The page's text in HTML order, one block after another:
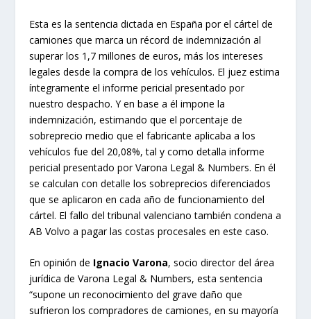
Esta es la sentencia dictada en España por el cártel de
camiones que marca un récord de indemnización al
superar los 1,7 millones de euros, más los intereses
legales desde la compra de los vehículos. El juez estima
íntegramente el informe pericial presentado por
nuestro despacho. Y en base a él impone la
indemnización, estimando que el porcentaje de
sobreprecio medio que el fabricante aplicaba a los
vehículos fue del 20,08%, tal y como detalla informe
pericial presentado por Varona Legal & Numbers. En él
se calculan con detalle los sobreprecios diferenciados
que se aplicaron en cada año de funcionamiento del
cártel. El fallo del tribunal valenciano también condena a
AB Volvo a pagar las costas procesales en este caso.
En opinión de Ignacio Varona, socio director del área
jurídica de Varona Legal & Numbers, esta sentencia
“supone un reconocimiento del grave daño que
sufrieron los compradores de camiones, en su mayoría